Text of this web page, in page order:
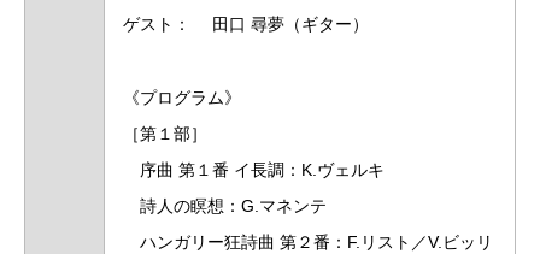
ゲスト： 田口 尋夢（ギター）
《プログラム》
［第１部］
序曲 第１番 イ長調：K.ヴェルキ
詩人の瞑想：G.マネンテ
ハンガリー狂詩曲 第２番：F.リスト／V.ビッリ